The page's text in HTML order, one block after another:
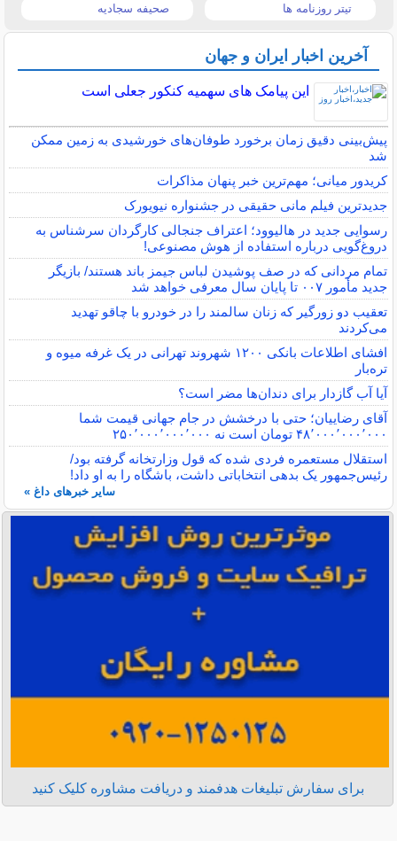
تیتر روزنامه ها صحیفه سجادیه
آخرین اخبار ایران و جهان
این پیامک های سهمیه کنکور جعلی است
پیش‌بینی دقیق زمان برخورد طوفان‌های خورشیدی به زمین ممکن
شد
کریدور میانی؛ مهم‌ترین خبر پنهان مذاکرات
جدیدترین فیلم مانی حقیقی در جشنواره نیویورک
رسوایی جدید در هالیوود؛ اعتراف جنجالی کارگردان سرشناس به
دروغ‌گویی درباره استفاده از هوش مصنوعی!
تمام مردانی که در صف پوشیدن لباس جیمز باند هستند/ بازیگر
جدید مأمور ۰۰۷ تا پایان سال معرفی خواهد شد
تعقیب دو زورگیر که زنان سالمند را در خودرو با چاقو تهدید
می‌کردند
افشای اطلاعات بانکی ۱۲۰۰ شهروند تهرانی در یک غرفه میوه و
تره‌بار
آیا آب گازدار برای دندان‌ها مضر است؟
آقای رضاییان؛ حتی با درخشش در جام جهانی قیمت شما
۴۸٬۰۰۰٬۰۰۰٬۰۰۰ تومان است نه ۲۵۰٬۰۰۰٬۰۰۰٬۰۰۰
استقلال مستعمره فردی شده که قول وزارتخانه گرفته بود/
رئیس‌جمهور یک بدهی انتخاباتی داشت، باشگاه را به او داد!
سایر خبرهای داغ »
برای سفارش تبلیغات هدفمند و دریافت مشاوره کلیک کنید